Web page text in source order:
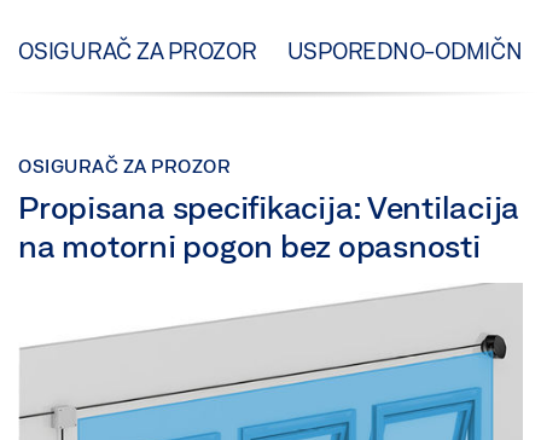
OSIGURAČ ZA PROZOR USPOREDNO-ODMIČNI
OSIGURAČ ZA PROZOR
Propisana specifikacija: Ventilacija
na motorni pogon bez opasnosti